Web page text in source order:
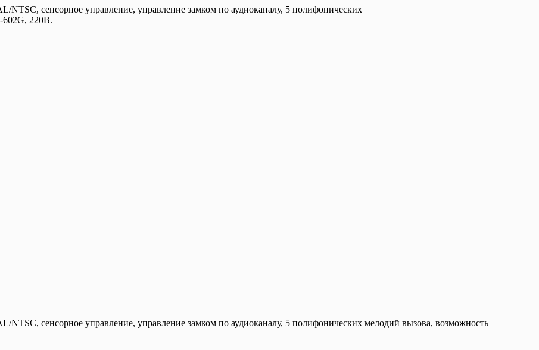
сенсорное управление, управление замком по аудиоканалу, 5 полифонических
602G, 220В.
сенсорное управление, управление замком по аудиоканалу, 5 полифонических мелодий вызова, возможность